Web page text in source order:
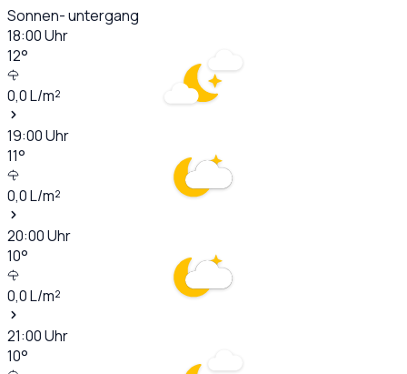
Sonnen- untergang
18:00Uhr
12°
0,0L/m²
19:00Uhr
11°
0,0L/m²
20:00Uhr
10°
0,0L/m²
21:00Uhr
10°